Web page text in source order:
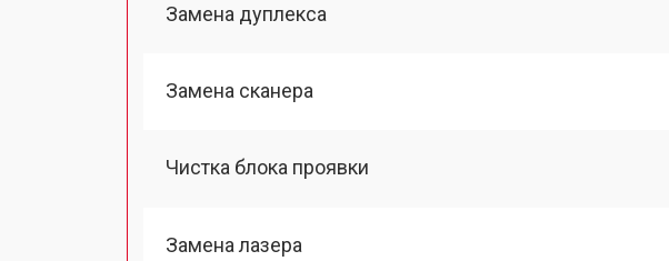
Замена дуплекса
Замена сканера
Чистка блока проявки
Замена лазера